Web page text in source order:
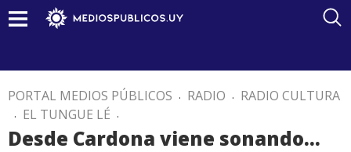
PORTAL MEDIOS PÚBLICOS . RADIO . RADIO CULTURA
. EL TUNGUE LÉ .
Desde Cardona viene sonando…